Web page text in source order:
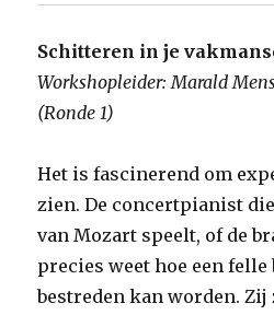
Schitteren in je
Workshopleider:Marald Mens
(Ronde 1)
Het is fascinerend om
zien. De concertpianist
van Mozart speelt, of de
precies weet hoe een felle
bestreden kan worden.